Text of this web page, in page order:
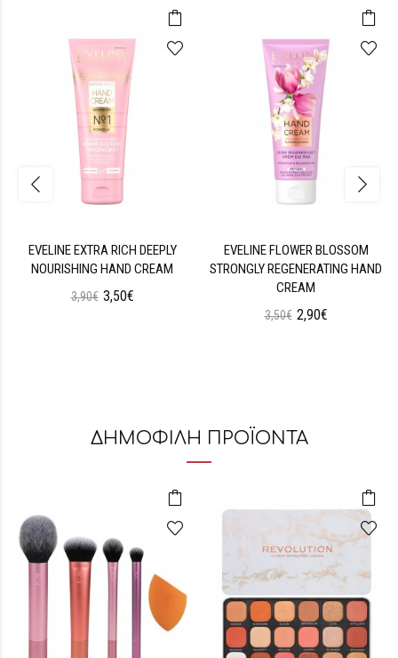
EVELINE EXTRA RICH DEEPLY
NOURISHING HAND CREAM
3,90€ 3,50€
EVELINE FLOWER BLOSSOM
STRONGLY REGENERATING HAND
CREAM
3,50€ 2,90€
ΔΗΜΟΦΙΛΗ ΠΡΟΪΟΝΤΑ